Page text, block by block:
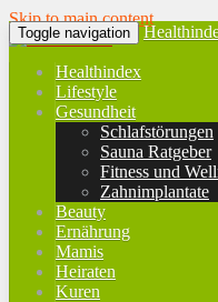
Skip to main content
Toggle navigation
Healthindex
Lifestyle
Gesundheit
Schlafstörungen
Sauna Ratgeber
Fitness und
Zahnimplantate
Beauty
Ernährung
Mamis
Heiraten
Kuren